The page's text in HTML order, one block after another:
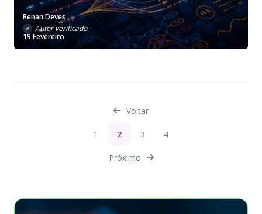
Renan Deves
Autor verificado
19 Fevereiro
Voltar
1 2 3 4
Próximo